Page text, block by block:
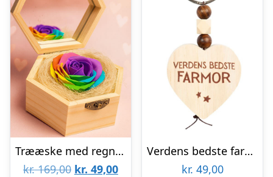
Trææske med regnbuerose
kr.169,00 Den
kr. 49,00Den
Verdens bedste farmor trænøglering
kr. 49,00